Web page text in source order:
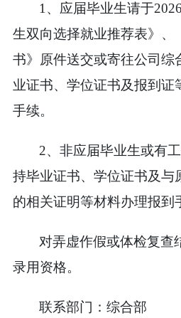
1、应届毕业生请于
生双向选择就业推荐表》、
书》原件送交或寄往公司综
业证书、学位证书及报到证
手续。
2、非应届毕业生或有
持毕业证书、学位证书及与
的相关证明等材料办理报到
对弄虚作假或体检复查
录用资格。
联系部门：综合部